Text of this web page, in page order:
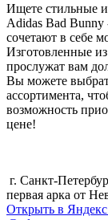
Ищете стильные
Adidas Bad
сочетают в себе
Изготовленные
прослужат вам
Вы можете
ассортимента,
возможность
цене!
г. Санкт-
первая арка от
Открыть в